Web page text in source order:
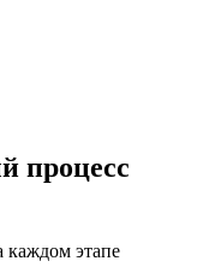
процесс
каждом этапе